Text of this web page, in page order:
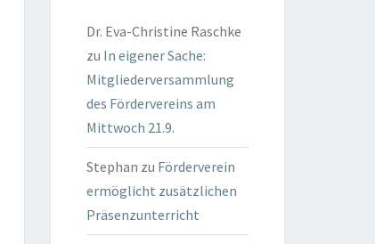
Dr. Eva-Christine Raschke
zu In eigener Sache:
Mitgliederversammlung
des Fördervereins am
Mittwoch 21.9.
Stephan zu Förderverein
ermöglicht zusätzlichen
Präsenzunterricht